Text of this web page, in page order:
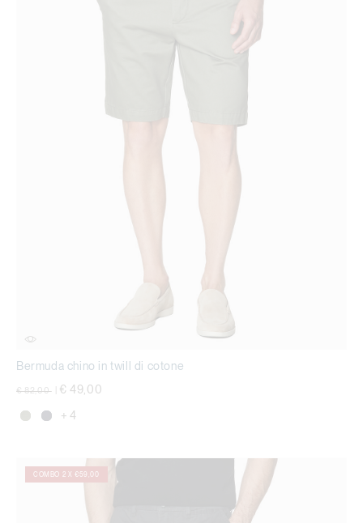
Bermuda chino in twill di cotone
Price reduced from
€ 82,00 € 49,00
+ 4
COMBO 2 X €59,00